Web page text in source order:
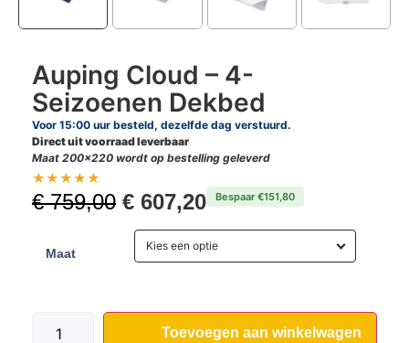
Auping Cloud – 4-
Seizoenen Dekbed
Voor 15:00 uur besteld, dezelfde dag verstuurd.
Direct uit voorraad leverbaar
Maat 200×220 wordt op bestelling geleverd
★★★★★
€759,00 € 607,20 Bespaar €151,80
Maat
Kies een optie
Toevoegen aan winkelwagen